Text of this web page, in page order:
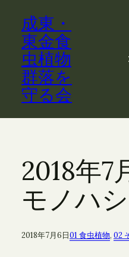
成東・
東金食
虫植物
群落を
守る会
2018年
モノハシ
2018年7月6日01 食虫植物, 02